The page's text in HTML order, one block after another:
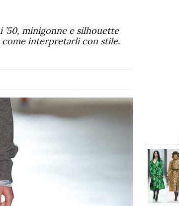
’50, minigonne e silhouette
interpretarli con stile.